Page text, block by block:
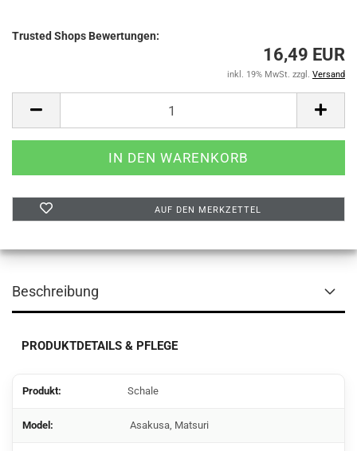
Trusted Shops Bewertungen:
16,49 EUR
inkl. 19% MwSt. zzgl. Versand
AUF DEN MERKZETTEL
Beschreibung
PRODUKTDETAILS & PFLEGE
Produkt: Schale
Model: Asakusa, Matsuri